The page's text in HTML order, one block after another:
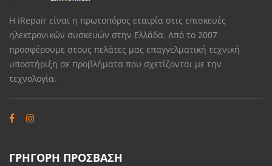
Η iRepair είναι η πρωτοπόρος εταιρία στις επισκευές
ηλεκτρονικών συσκευών στην Ελλάδα. Από το 2007
προσφέρουμε στους πελάτες μας επαγγελματική τεχνική
υποστήριξη σε προβλήματα που σχετίζονται με την
τεχνολογία.
ΓΡΗΓΟΡΗ ΠΡΟΣΒΑΣΗ